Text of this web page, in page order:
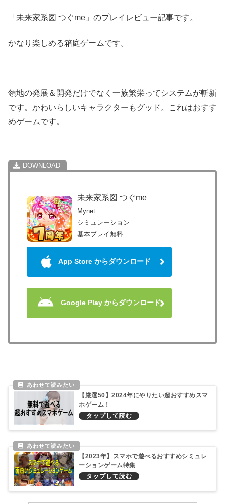
「未来家系図 つぐme」のプレイレビュー記事です。
かなり楽しめる箱庭ゲームです。
領地の発展＆開発だけでなく一族繁栄ってシステムが斬新
です。かわいらしいキャラクターもグッド。これはおすす
めゲームです。
未来家系図 つぐme
Mynet
シミュレーション
基本プレイ無料
App Store からダウンロード
Google Play からダウンロード
【厳選50】2024年にやりたい超おすすめスマ
ホゲーム！
【2023年】スマホで遊べるおすすめシミュレ
ーションゲーム特集